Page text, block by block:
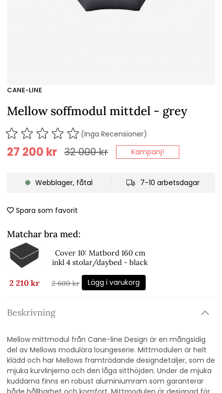
CANE-LINE
Mellow soffmodul mittdel - grey
(Inga Recensioner)
32 000kr
27 200 kr Kampanj!
Webblager, fåtal 7-10 arbetsdagar
Spara som favorit
Matchar bra med:
Cover 10: Matbord 160 cm
inkl 4 stolar/daybed - black
2 210 kr 2 600 kr Lägg i varukorg
Beskrivning
Mellow mittmodul från Cane-line Design är en mångsidig
del av Mellows modulära loungeserie. Mittmodulen är helt
klädd och har Mellows framträdande designdetaljer, som de
mjuka kurvlinjerna och den låga sitthöjden. Under de mjuka
kuddarna finns en robust aluminiumram som garanterar